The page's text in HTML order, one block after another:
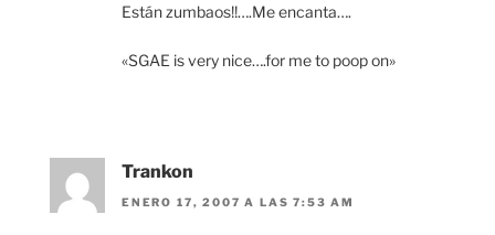
Están zumbaos!!….Me encanta….
«SGAE is very nice….for me to poop on»
Trankon
ENERO 17, 2007 A LAS 7:53 AM